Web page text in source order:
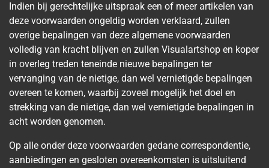
Indien bij gerechtelijke uitspraak een of meer artikelen van
deze voorwaarden ongeldig worden verklaard, zullen
overige bepalingen van deze algemene voorwaarden
volledig van kracht blijven en zullen Visualartshop en koper
in overleg treden teneinde nieuwe bepalingen ter
vervanging van de nietige, dan wel vernietigde bepalingen
overeen te komen, waarbij zoveel mogelijk het doel en
strekking van de nietige, dan wel vernietigde bepalingen in
acht worden genomen.
Op alle onder deze voorwaarden gedane correspondentie,
aanbiedingen en gesloten overeenkomsten is uitsluitend